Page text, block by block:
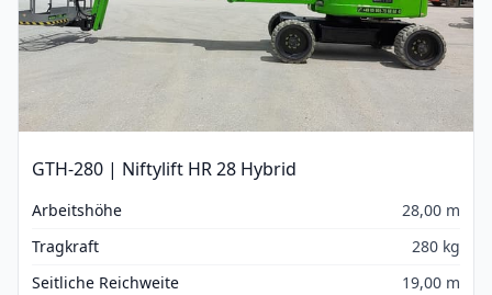
GTH-280 | Niftylift HR 28 Hybrid
Arbeitshöhe
28,00 m
Tragkraft
280 kg
Seitliche Reichweite
19,00 m